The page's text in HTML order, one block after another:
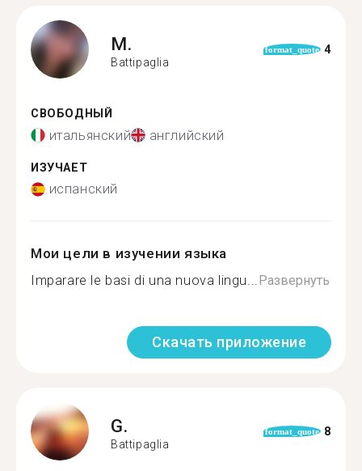
M.
Battipaglia
format_quote 4
СВОБОДНЫЙ
итальянский английский
ИЗУЧАЕТ
испанский
Мои цели в изучении языка
Imparare le basi di una nuova lingu...Развернуть
Скачать приложение
G.
Battipaglia
format_quote 8